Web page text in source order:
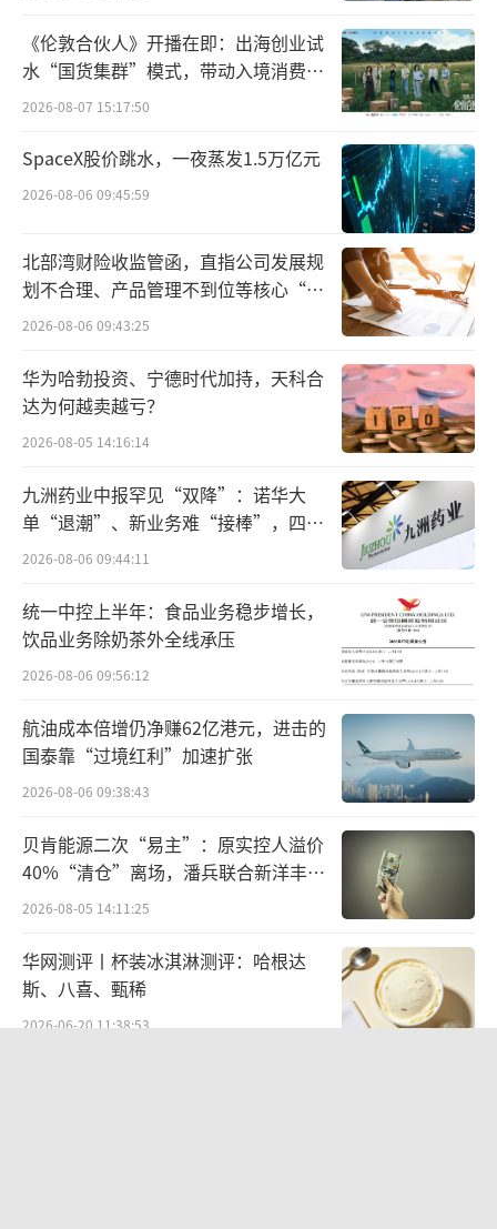
就在上个月贵州省公布的《贵州省2023年
产业大招商推介项目索引（四化项目）》中，
涉及酒类项目共22个，引资超过133亿元，新增
产能14万吨。自今年来，多有有识之士发
出“产能过剩”的警示。
而与产能扩充形成鲜明对比的，是白酒销
量的逐年递减。根据国家统计局公开的数据，
从2016年至2021年，分别实现销量1305.71万
千升、854.65万千升、755.53万千升，和703.4
3万千升，近乎腰斩。
《伦敦合伙人》开播在即：出海创业试
水“国货集群”模式，带动入境消费反
向种草
2026-08-07 15:17:50
SpaceX股价跳水，一夜蒸发1.5万亿元
2026-08-06 09:45:59
北部湾财险收监管函，直指公司发展规
划不合理、产品管理不到位等核心“痛
点”
2026-08-06 09:43:25
华为哈勃投资、宁德时代加持，天科合
达为何越卖越亏？
2026-08-05 14:16:14
九洲药业中报罕见“双降”：诺华大
单“退潮”、新业务难“接棒”，四大
难关待闯
2026-08-06 09:44:11
统一中控上半年：食品业务稳步增长，
饮品业务除奶茶外全线承压
2026-08-06 09:56:12
航油成本倍增仍净赚62亿港元，进击的
国泰靠“过境红利”加速扩张
2026-08-06 09:38:43
贝肯能源二次“易主”：原实控人溢价
40%“清仓”离场，潘兵联合新洋丰、
宏科百世拟入主
2026-08-05 14:11:25
华网测评丨杯装冰淇淋测评：哈根达
斯、八喜、甄稀
2026-06-20 11:38:53